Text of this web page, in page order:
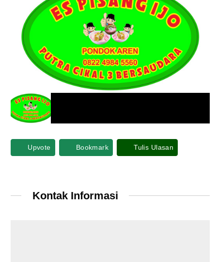
Upvote Bookmark Tulis Ulasan
Kontak Informasi